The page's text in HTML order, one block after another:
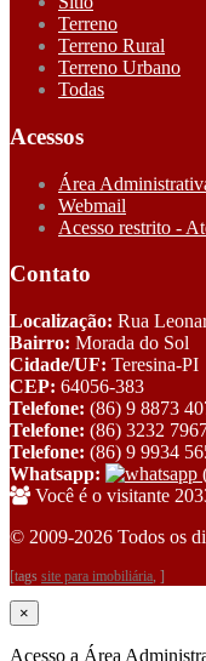
Terreno
Terreno Rural
Terreno Urbano
Todas
Acessos
Área
Webmail
Acesso restrito -
Contato
Localização: Rua
Bairro: Morada do Sol
Cidade/UF: Teresina-PI
CEP: 64056-383
Telefone: (86) 9 8873
Telefone: (86) 3232
Telefone: (86) 9 9934
Whatsapp:
Você é o visitante
© 2009-2026 Todos os
[tags site para imobiliária, ]
×
Acesso a Área